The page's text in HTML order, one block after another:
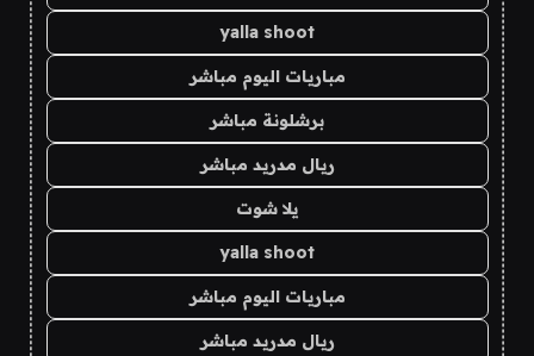
yalla shoot
مباريات اليوم مباشر
برشلونة مباشر
ريال مدريد مباشر
يلا شوت
yalla shoot
مباريات اليوم مباشر
ريال مدريد مباشر